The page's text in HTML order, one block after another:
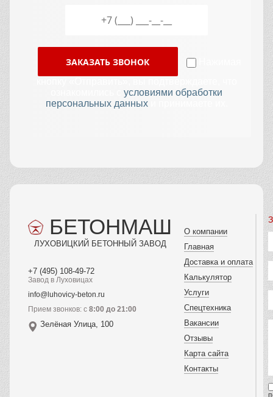
ЗАКАЗАТЬ ЗВОНОК
условиями обработки
персональных данныхи принимаете их.
БЕТОНМАШ
ЛУХОВИЦКИЙ БЕТОННЫЙ ЗАВОД
+7 (495) 108-49-72
Завод в Луховицах
info@luhovicy-beton.ru
Прием звонков: с 8:00 до 21:00
Зелёная Улица, 100
О компании
Главная
Доставка и оплата
Калькулятор
Услуги
Спецтехника
Вакансии
Отзывы
Карта сайта
Контакты